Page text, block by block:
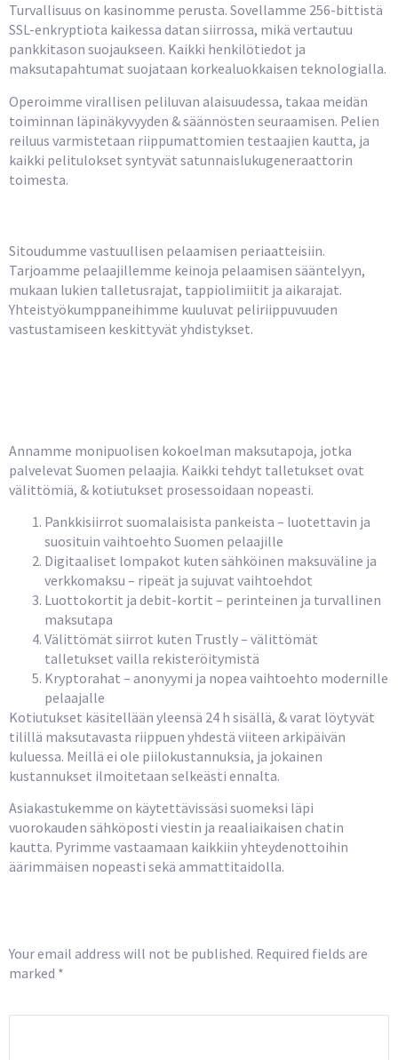
Turvallisuus on kasinomme perusta. Sovellamme 256-bittistä
SSL-enkryptiota kaikessa datan siirrossa, mikä vertautuu
pankkitason suojaukseen. Kaikki henkilötiedot ja
maksutapahtumat suojataan korkealuokkaisen teknologialla.
Operoimme virallisen peliluvan alaisuudessa, takaa meidän
toiminnan läpinäkyvyyden & säännösten seuraamisen. Pelien
reiluus varmistetaan riippumattomien testaajien kautta, ja
kaikki pelitulokset syntyvät satunnaislukugeneraattorin
toimesta.
Sitoudumme vastuullisen pelaamisen periaatteisiin.
Tarjoamme pelaajillemme keinoja pelaamisen sääntelyyn,
mukaan lukien talletusrajat, tappiolimiitit ja aikarajat.
Yhteistyökumppaneihimme kuuluvat peliriippuvuuden
vastustamiseen keskittyvät yhdistykset.
Annamme monipuolisen kokoelman maksutapoja, jotka
palvelevat Suomen pelaajia. Kaikki tehdyt talletukset ovat
välittömiä, & kotiutukset prosessoidaan nopeasti.
Pankkisiirrot suomalaisista pankeista – luotettavin ja
suosituin vaihtoehto Suomen pelaajille
Digitaaliset lompakot kuten sähköinen maksuväline ja
verkkomaksu – ripeät ja sujuvat vaihtoehdot
Luottokortit ja debit-kortit – perinteinen ja turvallinen
maksutapa
Välittömät siirrot kuten Trustly – välittömät
talletukset vailla rekisteröitymistä
Kryptorahat – anonyymi ja nopea vaihtoehto modernille
pelaajalle
Kotiutukset käsitellään yleensä 24 h sisällä, & varat löytyvät
tilillä maksutavasta riippuen yhdestä viiteen arkipäivän
kuluessa. Meillä ei ole piilokustannuksia, ja jokainen
kustannukset ilmoitetaan selkeästi ennalta.
Asiakastukemme on käytettävissäsi suomeksi läpi
vuorokauden sähköposti viestin ja reaaliaikaisen chatin
kautta. Pyrimme vastaamaan kaikkiin yhteydenottoihin
äärimmäisen nopeasti sekä ammattitaidolla.
Your email address will not be published. Required fields are
marked *